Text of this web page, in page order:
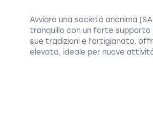
Avviare una società anonima
tranquillo con un forte supporto
sue tradizioni e l'artigianato,
elevata, ideale per nuove